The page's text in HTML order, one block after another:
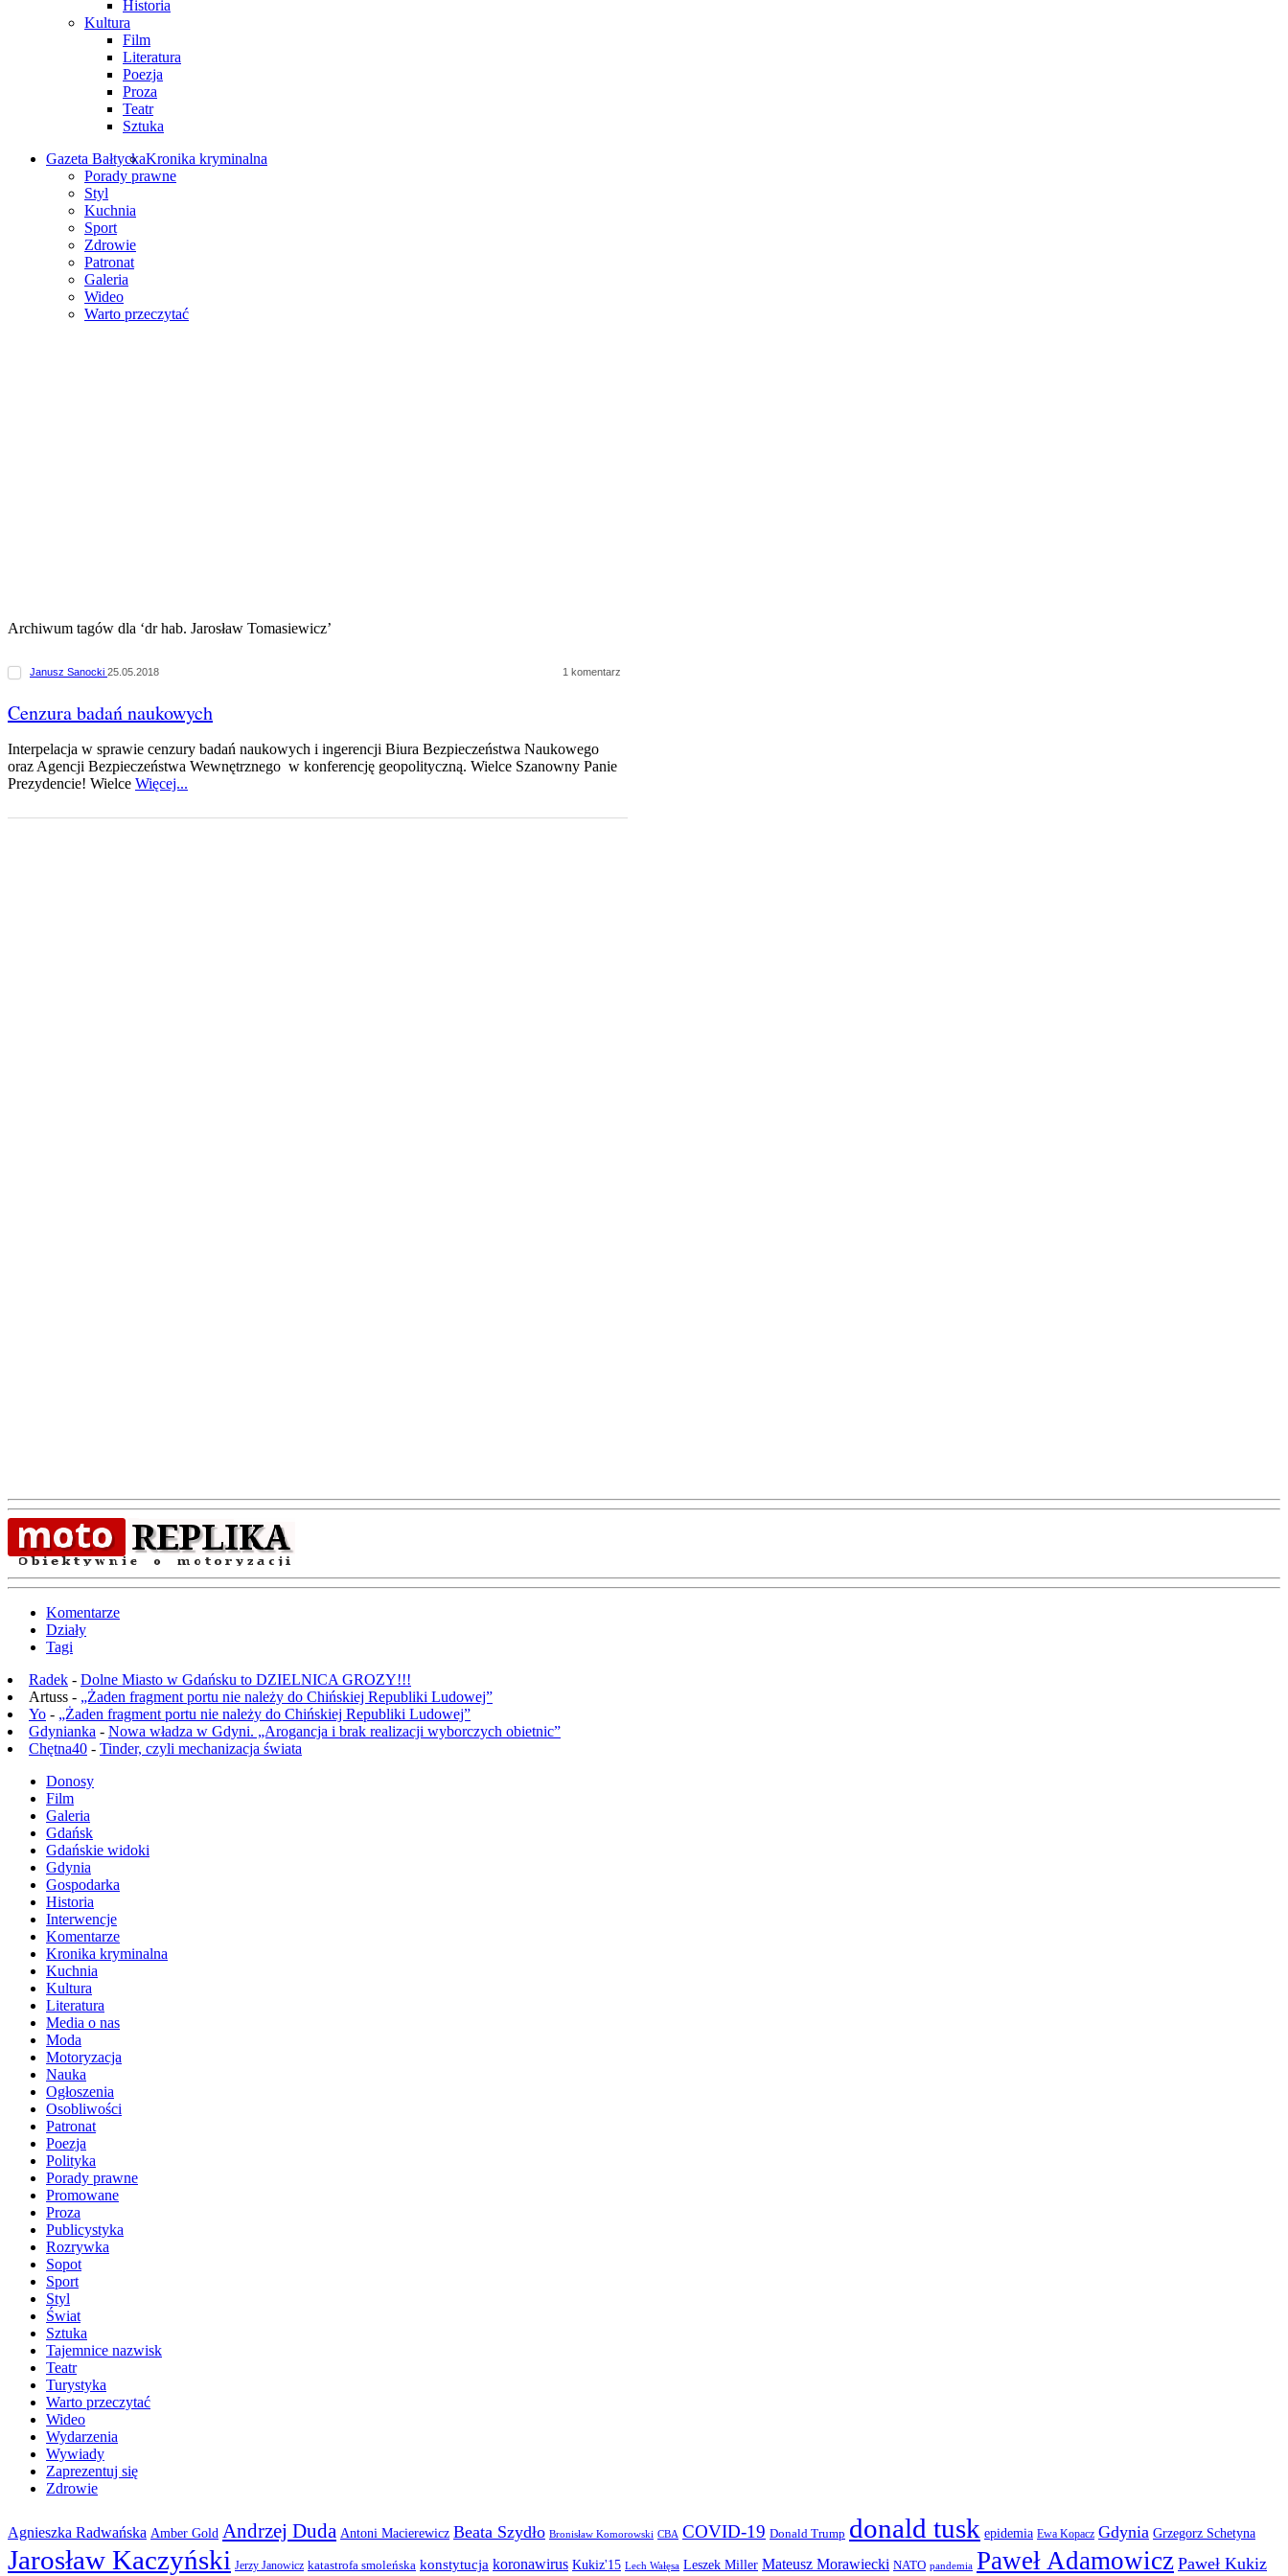
Historia
Kultura
Film
Literatura
Poezja
Proza
Teatr
Sztuka
Gazeta BałtyckaKronika kryminalna
Porady prawne
Styl
Kuchnia
Sport
Zdrowie
Patronat
Galeria
Wideo
Warto przeczytać
Archiwum tagów dla ‘dr hab. Jarosław Tomasiewicz’
Janusz Sanocki 25.05.2018 1 komentarz
Cenzura badań naukowych
Interpelacja w sprawie cenzury badań naukowych i ingerencji Biura Bezpieczeństwa Naukowego
oraz Agencji Bezpieczeństwa Wewnętrznego w konferencję geopolityczną. Wielce Szanowny Panie
Prezydencie! Wielce Więcej...
Komentarze
Działy
Tagi
Radek - Dolne Miasto w Gdańsku to DZIELNICA GROZY!!!
Artuss - „Żaden fragment portu nie należy do Chińskiej Republiki Ludowej”
Yo - „Żaden fragment portu nie należy do Chińskiej Republiki Ludowej”
Gdynianka - Nowa władza w Gdyni. „Arogancja i brak realizacji wyborczych obietnic”
Chętna40 - Tinder, czyli mechanizacja świata
Donosy
Film
Galeria
Gdańsk
Gdańskie widoki
Gdynia
Gospodarka
Historia
Interwencje
Komentarze
Kronika kryminalna
Kuchnia
Kultura
Literatura
Media o nas
Moda
Motoryzacja
Nauka
Ogłoszenia
Osobliwości
Patronat
Poezja
Polityka
Porady prawne
Promowane
Proza
Publicystyka
Rozrywka
Sopot
Sport
Styl
Świat
Sztuka
Tajemnice nazwisk
Teatr
Turystyka
Warto przeczytać
Wideo
Wydarzenia
Wywiady
Zaprezentuj się
Zdrowie
Agnieszka Radwańska Amber Gold Andrzej Duda Antoni Macierewicz Beata Szydło Bronisław Komorowski CBA COVID-19 Donald Trump donald tusk epidemia Ewa Kopacz Gdynia Grzegorz Schetyna
Jarosław Kaczyński Jerzy Janowicz katastrofa smoleńska konstytucja koronawirus Kukiz'15 Lech Wałęsa Leszek Miller Mateusz Morawiecki NATO pandemia Paweł Adamowicz Paweł Kukiz